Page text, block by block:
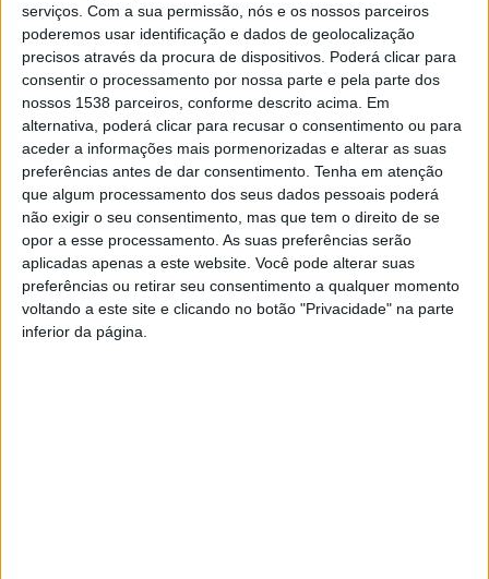
serviços. Com a sua permissão, nós e os nossos parceiros
poderemos usar identificação e dados de geolocalização
precisos através da procura de dispositivos. Poderá clicar para
consentir o processamento por nossa parte e pela parte dos
nossos 1538 parceiros, conforme descrito acima. Em
alternativa, poderá clicar para recusar o consentimento ou para
aceder a informações mais pormenorizadas e alterar as suas
preferências antes de dar consentimento. Tenha em atenção
que algum processamento dos seus dados pessoais poderá
não exigir o seu consentimento, mas que tem o direito de se
opor a esse processamento. As suas preferências serão
aplicadas apenas a este website. Você pode alterar suas
preferências ou retirar seu consentimento a qualquer momento
voltando a este site e clicando no botão "Privacidade" na parte
inferior da página.
educativo do Ministério da Economia e Mar, que tem
como missão promover a Literacia do Oceano na
comunidade escolar e criar gerações mais responsáveis
e participativas, que contribuam para a
sustentabilidade do Oceano. Este programa distingue e
orienta as escolas que trabalham em temas ligados ao
mar, criando uma comunidade que aproxima escolas,
setor do mar, indústria, municípios, ONG’s,
universidades e outras entidades com papel ativo em
Literacia do Oceano